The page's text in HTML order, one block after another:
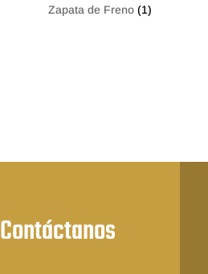
Zapata de Freno (1)
Contáctanos